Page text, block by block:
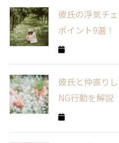
彼氏の浮気チ
ポイント9選！
彼氏と仲直り
NG行動を解説